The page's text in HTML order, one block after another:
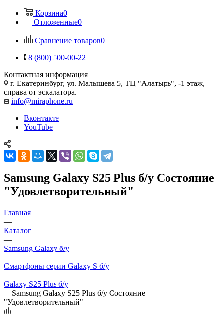
Корзина0
Отложенные0
Сравнение товаров0
8 (800) 500-00-22
Контактная информация
г. Екатеринбург, ул. Малышева 5, ТЦ "Алатырь", -1 этаж,
справа от эскалатора.
info@miraphone.ru
Вконтакте
YouTube
Samsung Galaxy S25 Plus б/у Состояние
"Удовлетворительный"
Главная
—
Каталог
—
Samsung Galaxy б/у
—
Смартфоны серии Galaxy S б/у
—
Galaxy S25 Plus б/у
—Samsung Galaxy S25 Plus б/у Состояние
"Удовлетворительный"